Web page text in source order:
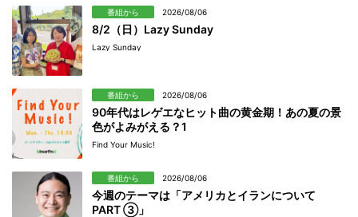
番組から 2026/08/06
8/2（日）Lazy Sunday
Lazy Sunday
番組から 2026/08/06
90年代はレゲエなヒット曲の黄金期！あの夏の景
色がよみがえる？1
Find Your Music!
番組から 2026/08/06
今週のテーマは「アメリカとイランについて
PART ③」